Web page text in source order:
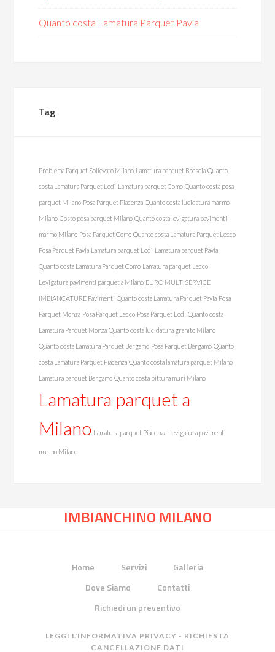
Quanto costa Lamatura Parquet Pavia
Tag
Problema Parquet Sollevato Milano Lamatura parquet Brescia Quanto
costa Lamatura Parquet Lodi Lamatura parquet Como Quanto costa posa
parquet Milano Posa Parquet Piacenza Quanto costa lucidatura marmo
Milano Costo posa parquet Milano Quanto costa levigatura pavimenti
marmo Milano Posa Parquet Como Quanto costa Lamatura Parquet Lecco
Posa Parquet Pavia Lamatura parquet Lodi Lamatura parquet Pavia
Quanto costa Lamatura Parquet Como Lamatura parquet Lecco
Levigatura pavimenti parquet a Milano EURO MULTISERVICE
IMBIANCATURE Pavimenti Quanto costa Lamatura Parquet Pavia Posa
Parquet Monza Posa Parquet Lecco Posa Parquet Lodi Quanto costa
Lamatura Parquet Monza Quanto costa lucidatura granito Milano
Quanto costa Lamatura Parquet Bergamo Posa Parquet Bergamo Quanto
costa Lamatura Parquet Piacenza Quanto costa lamatura parquet Milano
Lamatura parquet Bergamo Quanto costa pittura muri Milano
Lamatura parquet a
Milano Lamatura parquet Piacenza Levigatura pavimenti
marmo Milano
IMBIANCHINO MILANO
Home Servizi
Galleria
Dove Siamo
Contatti
Richiedi un preventivo
LEGGI L'INFORMATIVA PRIVACY - RICHIESTA
CANCELLAZIONE DATI